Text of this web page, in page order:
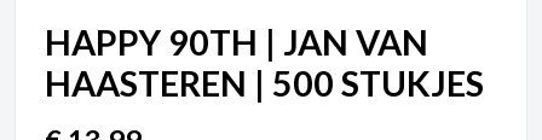
HAPPY 90TH | JAN VAN
HAASTEREN | 500 STUKJES